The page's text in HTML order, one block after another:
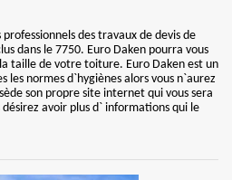
des travaux de devis de
dans le 7750. Euro Daken pourra vous
taille de votre toiture. Euro Daken est un
les normes d`hygiènes alors vous n`aurez
son propre site internet qui vous sera
avoir plus d` informations qui le